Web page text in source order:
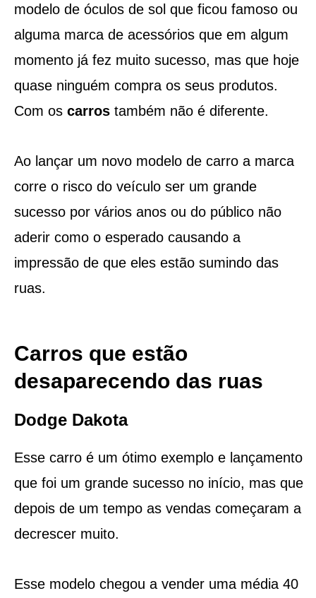
modelo de óculos de sol que ficou famoso ou
alguma marca de acessórios que em algum
momento já fez muito sucesso, mas que hoje
quase ninguém compra os seus produtos.
Com os carrostambém não é diferente.
Ao lançar um novo modelo de carro a marca
corre o risco do veículo ser um grande
sucesso por vários anos ou do público não
aderir como o esperado causando a
impressão de que eles estão sumindo das
ruas.
Carros que estão
desaparecendo das ruas
Dodge Dakota
Esse carro é um ótimo exemplo e lançamento
que foi um grande sucesso no início, mas que
depois de um tempo as vendas começaram a
decrescer muito.
Esse modelo chegou a vender uma média 40